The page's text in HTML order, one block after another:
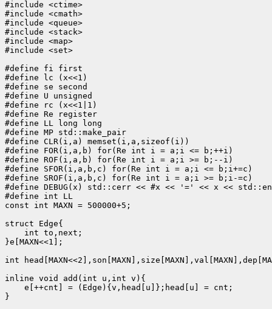
#include <ctime>
#include <cmath>
#include <queue>
#include <stack>
#include <map>
#include <set>
#define fi first
#define lc (x<<1)
#define se second
#define U unsigned
#define rc (x<<1|1)
#define Re register
#define LL long long
#define MP std::make_pair
#define CLR(i,a) memset(i,a,sizeof(i))
#define FOR(i,a,b) for(Re int i = a;i <= b;++i)
#define ROF(i,a,b) for(Re int i = a;i >= b;--i)
#define SFOR(i,a,b,c) for(Re int i = a;i <= b;i+=c)
#define SROF(i,a,b,c) for(Re int i = a;i >= b;i-=c)
#define DEBUG(x) std::cerr << #x << '=' << x <<
#define int LL
const int MAXN = 500000+5;
struct Edge{
    int to,next;
}e[MAXN<<1];
int
inline void add(int u,int v){
    e[++cnt] = (Edge){v,head[u]};head[u] = cnt;
}